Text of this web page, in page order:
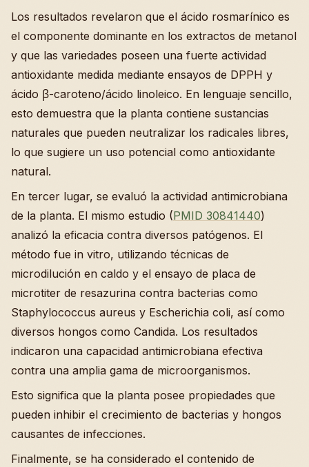
Los resultados revelaron que el ácido rosmarínico es
el componente dominante en los extractos de metanol
y que las variedades poseen una fuerte actividad
antioxidante medida mediante ensayos de DPPH y
ácido β-caroteno/ácido linoleico. En lenguaje sencillo,
esto demuestra que la planta contiene sustancias
naturales que pueden neutralizar los radicales libres,
lo que sugiere un uso potencial como antioxidante
natural.
En tercer lugar, se evaluó la actividad antimicrobiana
de la planta. El mismo estudio (PMID 30841440)
analizó la eficacia contra diversos patógenos. El
método fue in vitro, utilizando técnicas de
microdilución en caldo y el ensayo de placa de
microtiter de resazurina contra bacterias como
Staphylococcus aureus y Escherichia coli, así como
diversos hongos como Candida. Los resultados
indicaron una capacidad antimicrobiana efectiva
contra una amplia gama de microorganismos.
Esto significa que la planta posee propiedades que
pueden inhibir el crecimiento de bacterias y hongos
causantes de infecciones.
Finalmente, se ha considerado el contenido de